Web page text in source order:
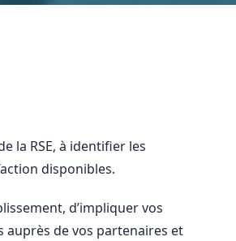
la RSE, à identifier les
disponibles.
d’impliquer vos
auprès de vos partenaires et